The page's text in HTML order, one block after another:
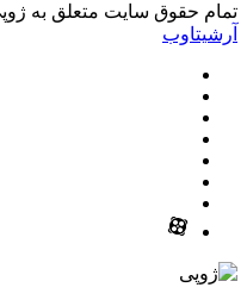
تمام حقوق سایت متعلق به
آرشیتاوب